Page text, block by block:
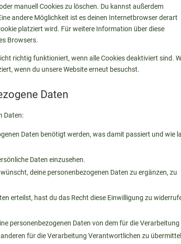
manuell Cookies zu löschen. Du kannst außerdem
andere Möglichkeit ist es deinen Internetbrowser derart
platziert wird. Für weitere Information über diese
Browsers.
richtig funktioniert, wenn alle Cookies deaktiviert sind.
wenn du unsere Website erneut besuchst.
Daten
Daten:
Daten benötigt werden, was damit passiert und wie
Daten einzusehen.
deine personenbezogenen Daten zu ergänzen, zu
erteilst, hast du das Recht diese Einwilligung zu
personenbezogenen Daten von dem für die Verarbeitung
für die Verarbeitung Verantwortlichen zu